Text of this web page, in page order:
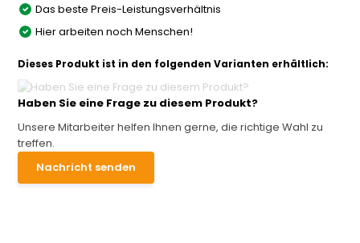
Das beste Preis-Leistungsverhältnis
Hier arbeiten noch Menschen!
Dieses Produkt ist in den folgenden Varianten erhältlich:
Haben Sie eine Frage zu diesem Produkt?
Unsere Mitarbeiter helfen Ihnen gerne, die richtige Wahl zu
treffen.
Nachricht senden